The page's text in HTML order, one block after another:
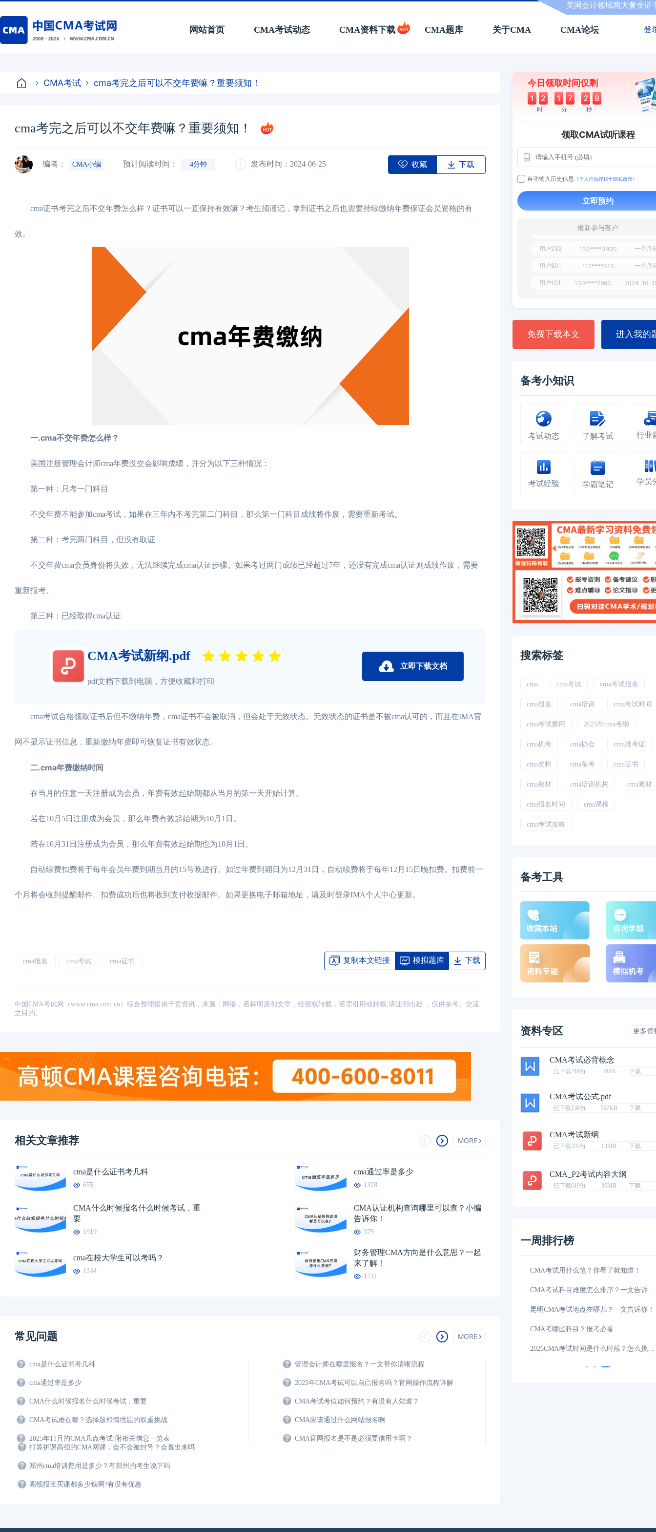
美国会计领域两大黄金证
网站首页 CMA考试动态 CMA资料下载 CMA题库 关于CMA CMA论坛 登
CMA考试 cma考完之后可以不交年费嘛？重要须知！
cma考完之后可以不交年费嘛？重要须知！
编者： CMA小编 预计阅读时间： 4分钟 发布时间：2024-06-25 收藏 下载
cma证书考完之后不交年费怎么样？证书可以一直保持有效嘛？考生须谨记，拿到证书之后也需要持续缴纳年费保证会员资格的有
效。
一.cma不交年费怎么样？
美国注册管理会计师cma年费没交会影响成绩，并分为以下三种情况：
第一种：只考一门科目
不交年费不能参加cma考试，如果在三年内不考完第二门科目，那么第一门科目成绩将作废，需要重新考试。
第二种：考完两门科目，但没有取证
不交年费cma会员身份将失效，无法继续完成cma认证步骤。如果考过两门成绩已经超过7年，还没有完成cma认证则成绩作废，需要
重新报考。
第三种：已经取得cma认证
CMA考试新纲.pdf
pdf文档下载到电脑，方便收藏和打印
立即下载文档
cma考试合格领取证书后但不缴纳年费，cma证书不会被取消，但会处于无效状态。无效状态的证书是不被cma认可的，而且在IMA官
网不显示证书信息，重新缴纳年费即可恢复证书有效状态。
二.cma年费缴纳时间
在当月的任意一天注册成为会员，年费有效起始期都从当月的第一天开始计算。
若在10月5日注册成为会员，那么年费有效起始期为10月1日。
若在10月31日注册成为会员，那么年费有效起始期也为10月1日。
自动续费扣费将于每年会员年费到期当月的15号晚进行。如过年费到期日为12月31日，自动续费将于每年12月15日晚扣费。扣费前一
个月将会收到提醒邮件。扣费成功后也将收到支付收据邮件。如果更换电子邮箱地址，请及时登录IMA个人中心更新。
cma报名 cma考试 cma证书 复制本文链接 模拟题库 下载
中国CMA考试网（www.cma.com.cn）综合整理提供干货资讯，来源：网络，若标明原创文章，经授权转载，若需引用或转载,请注明出处 ，仅供参考、交流
之目的。
相关文章推荐 MORE
cma是什么证书考几科
655
cma通过率是多少
1328
CMA什么时候报名什么时候考试，重
要
1919
CMA认证机构查询哪里可以查？小编
告诉你！
379
cma在校大学生可以考吗？
1344
财务管理CMA方向是什么意思？一起
来了解！
1711
常见问题 MORE
cma是什么证书考几科
cma通过率是多少
CMA什么时候报名什么时候考试，重要
CMA考试难在哪？选择题和情境题的双重挑战
2025年11月的CMA几点考试!附相关信息一览表
管理会计师在哪里报名？一文带你清晰流程
2025年CMA考试可以自己报名吗？官网操作流程详解
CMA考试考位如何预约？有没有人知道？
CMA应该通过什么网站报名啊
CMA官网报名是不是必须要信用卡啊？
打算拼课高顿的CMA网课，会不会被封号？会查出来吗
郑州cma培训费用是多少？有郑州的考生说下吗
高顿报班买课都多少钱啊?有没有优惠
今日领取时间仅剩
1 2 : 1 7 : 2 7
时 分 秒
领取CMA试听课程
自动输入历史信息 《个人信息授权于隐私政策》
立即预约
最新参与客户
用户163 112****290
**AoZ 130****8017 1 天
用户651 127****21 2024-11-
130****9630
用户279 130****8868 2024-08-
免费下载本文 进入我的
备考小知识
考试动态 了解考试 行业
考试经验 学霸笔记 学员
搜索标签
cma cma考试 cma考试报名
cma报名 cma培训 cma考试时间
cma考试费用 2025年cma考纲
cma机考 cma协会 cma准考证
cma资料 cma备考 cma证书
cma教材 cma培训机构 cma素材
cma报名时间 cma课程
cma考试攻略
备考工具
资料专区 更多资
CMA考试必背概念
已下载216份 4MB 下载
CMA考试公式.pdf
已下载138份 767KB 下载
CMA考试新纲
已下载335份 13MB 下载
CMA_P2考试内容大纲
已下载619份 36MB 下载
一周排行榜
CMA认证机构查询哪里可以查？小编
财务会计和管理会计的关系有哪些
2026年CMA考试题型和分数构成是怎
CMA自学能考过吗？点击了解详情！
cma在校大学生可以考吗？